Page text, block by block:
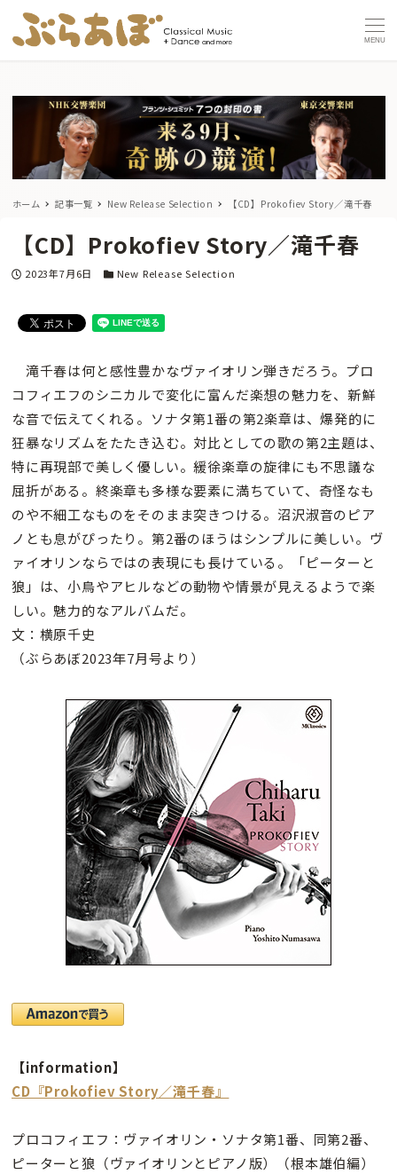
MENU
ホーム 記事一覧 New Release Selection 【CD】Prokofiev Story／滝千春
【CD】Prokofiev Story／滝千春
投稿日
2023年7月6日 カテゴリー
New Release Selection
滝千春は何と感性豊かなヴァイオリン弾きだろう。プロ
コフィエフのシニカルで変化に富んだ楽想の魅力を、新鮮
な音で伝えてくれる。ソナタ第1番の第2楽章は、爆発的に
狂暴なリズムをたたき込む。対比としての歌の第2主題は、
特に再現部で美しく優しい。緩徐楽章の旋律にも不思議な
屈折がある。終楽章も多様な要素に満ちていて、奇怪なも
のや不細工なものをそのまま突きつける。沼沢淑音のピア
ノとも息がぴったり。第2番のほうはシンプルに美しい。ヴ
ァイオリンならではの表現にも長けている。「ピーターと
狼」は、小鳥やアヒルなどの動物や情景が見えるようで楽
しい。魅力的なアルバムだ。
文：横原千史
（ぶらあぼ2023年7月号より）
【information】
CD『Prokofiev Story／滝千春』
プロコフィエフ：ヴァイオリン・ソナタ第1番、同第2番、
ピーターと狼（ヴァイオリンとピアノ版）（根本雄伯編）